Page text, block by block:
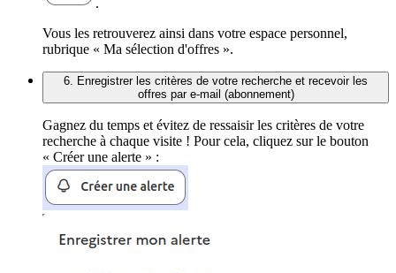
Vous les retrouverez ainsi dans votre espace personnel,
rubrique « Ma sélection d'offres ».
6. Enregistrer les critères de votre recherche et recevoir les
offres par e-mail (abonnement)
Gagnez du temps et évitez de ressaisir les critères de votre
recherche à chaque visite ! Pour cela, cliquez sur le bouton
« Créer une alerte » :